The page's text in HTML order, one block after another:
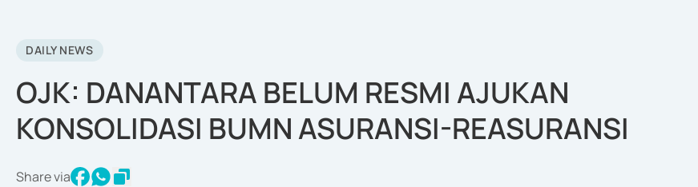
DAILY NEWS
OJK: DANANTARA BELUM RESMI AJUKAN
KONSOLIDASI BUMN ASURANSI-REASURANSI
Share via